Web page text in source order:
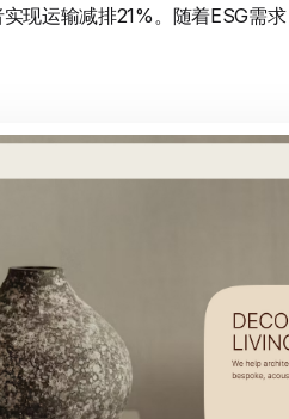
现运输减排21%。随着ESG需求